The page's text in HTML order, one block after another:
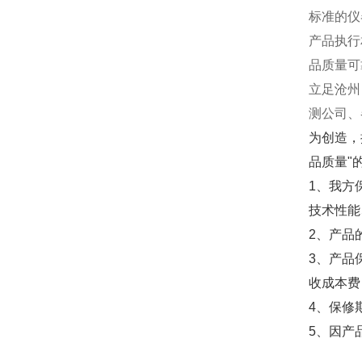
标准的
产品执
品质量
立足沧
测公司
为创造
品质量"
1、我方
技术性
2、产品
3、产品
收成本
4、保修
5、因产